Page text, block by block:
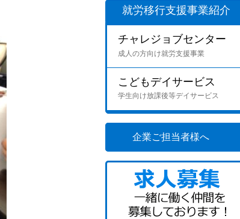
就労移行支援事業紹介
チャレジョブセンター
成人の方向け就労支援事業
こどもデイサービス
学生向け放課後等デイサービス
企業ご担当者様へ